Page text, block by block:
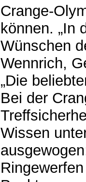
Crange-
können. „In
Wünschen
Wennrich,
„Die
Bei der
Wissen